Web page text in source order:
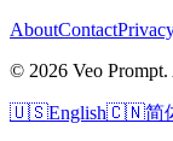
AboutContact
© 2026 Veo Prompt.
🇺🇸English🇨🇳简